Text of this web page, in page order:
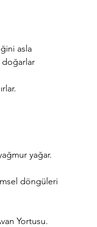
Koleksiyon Kültürü
doğarlar
yağar.
döngüleri
Yortusu.